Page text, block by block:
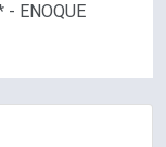
ENOQUE